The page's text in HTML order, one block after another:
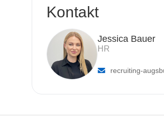
Kontakt
Jessica Bauer
HR
recruiting-